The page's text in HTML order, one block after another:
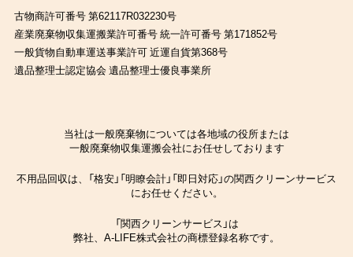
古物商許可番号 第62117R032230号
産業廃棄物収集運搬業許可番号 統一許可番号 第171852号
一般貨物自動車運送事業許可 近運自貨第368号
遺品整理士認定協会 遺品整理士優良事業所
当社は一般廃棄物については各地域の役所または
一般廃棄物収集運搬会社にお任せしております
不用品回収は、「格安」「明瞭会計」「即日対応」の関西クリーンサービス
にお任せください。
「関西クリーンサービス」は
弊社、A-LIFE株式会社の商標登録名称です。